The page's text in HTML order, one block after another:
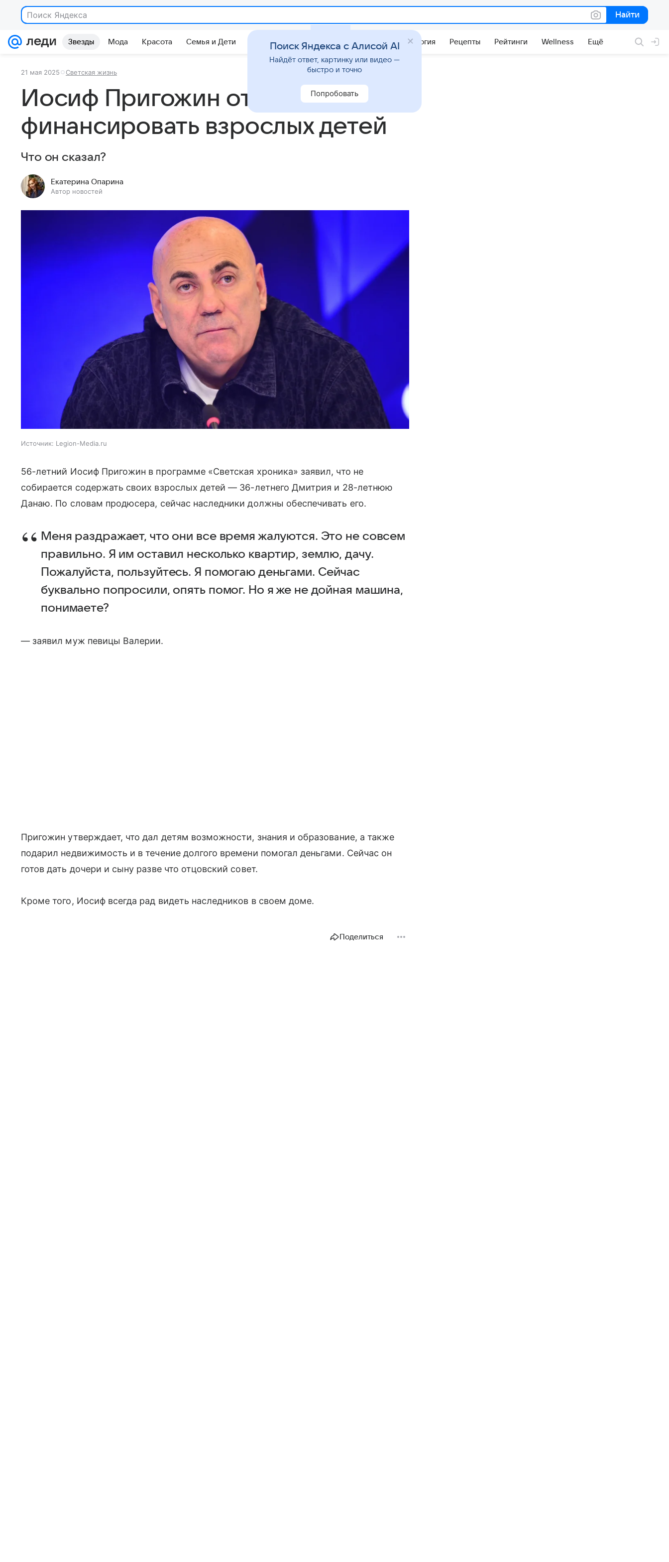
Поиск Яндекса Найти
Найти
Звезды Мода Красота Семья и Дети Гороскопы Стиль жизни Психология Рецепты Рейтинги Wellness Ещё
21 мая 2025 Светская жизнь
Иосиф Пригожин отказался
финансировать взрослых детей
Что он сказал?
Екатерина Опарина
Автор новостей
Источник: Legion-Media.ru
56-летний Иосиф Пригожин в программе «Светская хроника» заявил, что не
собирается содержать своих взрослых детей — 36-летнего Дмитрия и 28-летнюю
Данаю. По словам продюсера, сейчас наследники должны обеспечивать его.
Меня раздражает, что они все время жалуются. Это не совсем
правильно. Я им оставил несколько квартир, землю, дачу.
Пожалуйста, пользуйтесь. Я помогаю деньгами. Сейчас
буквально попросили, опять помог. Но я же не дойная машина,
понимаете?
— заявил муж певицы Валерии.
Пригожин утверждает, что дал детям возможности, знания и образование, а также
подарил недвижимость и в течение долгого времени помогал деньгами. Сейчас он
готов дать дочери и сыну разве что отцовский совет.
Кроме того, Иосиф всегда рад видеть наследников в своем доме.
Поделиться
Поиск Яндекса с Алисой AI
Найдёт ответ, картинку или видео —
быстро и точно
Попробовать